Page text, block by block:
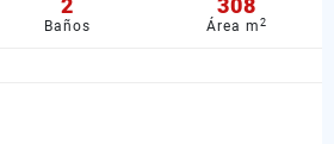
2
Baños
308
Área m2